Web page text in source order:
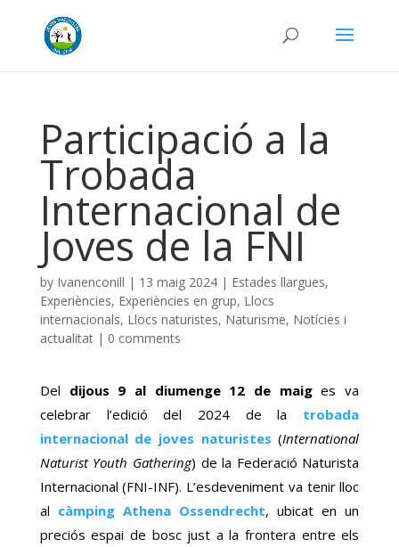
Participació a la
Trobada
Internacional de
Joves de la FNI
by Ivanenconill | 13 maig 2024| Estades llargues,
Experiències, Experiències en grup, Llocs
internacionals, Llocs naturistes, Naturisme, Notícies i
actualitat| 0 comments
Del dijous 9 al diumenge 12 de maiges va
celebrar l’edició del 2024 de la trobada
internacional de joves naturistes (International
Naturist Youth Gathering) de la Federació Naturista
Internacional (FNI-INF). L’esdeveniment va tenir lloc
al càmping Athena Ossendrecht, ubicat en un
preciós espai de bosc just a la frontera entre els